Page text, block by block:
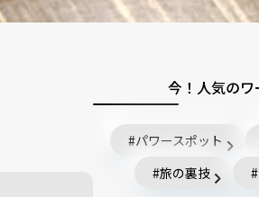
今！人気のワ
パワースポット
旅の裏技